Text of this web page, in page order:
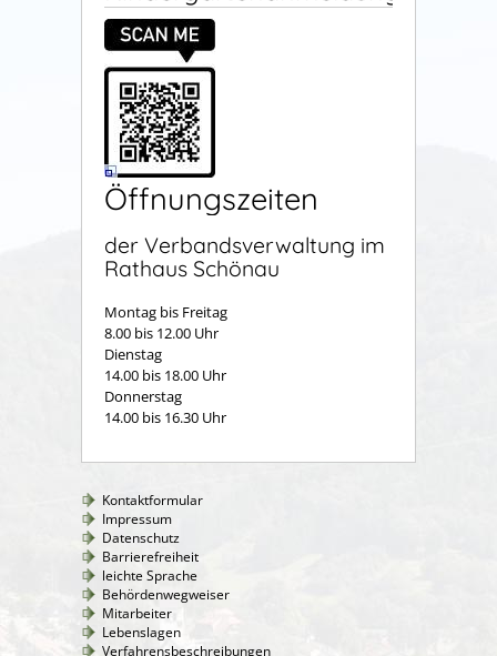
Öffnungszeiten
der Verbandsverwaltung im
Rathaus Schönau
Montag bis Freitag
8.00 bis 12.00 Uhr
Dienstag
14.00 bis 18.00 Uhr
Donnerstag
14.00 bis 16.30 Uhr
Kontaktformular
Impressum
Datenschutz
Barrierefreiheit
leichte Sprache
Behördenwegweiser
Mitarbeiter
Lebenslagen
Verfahrensbeschreibungen